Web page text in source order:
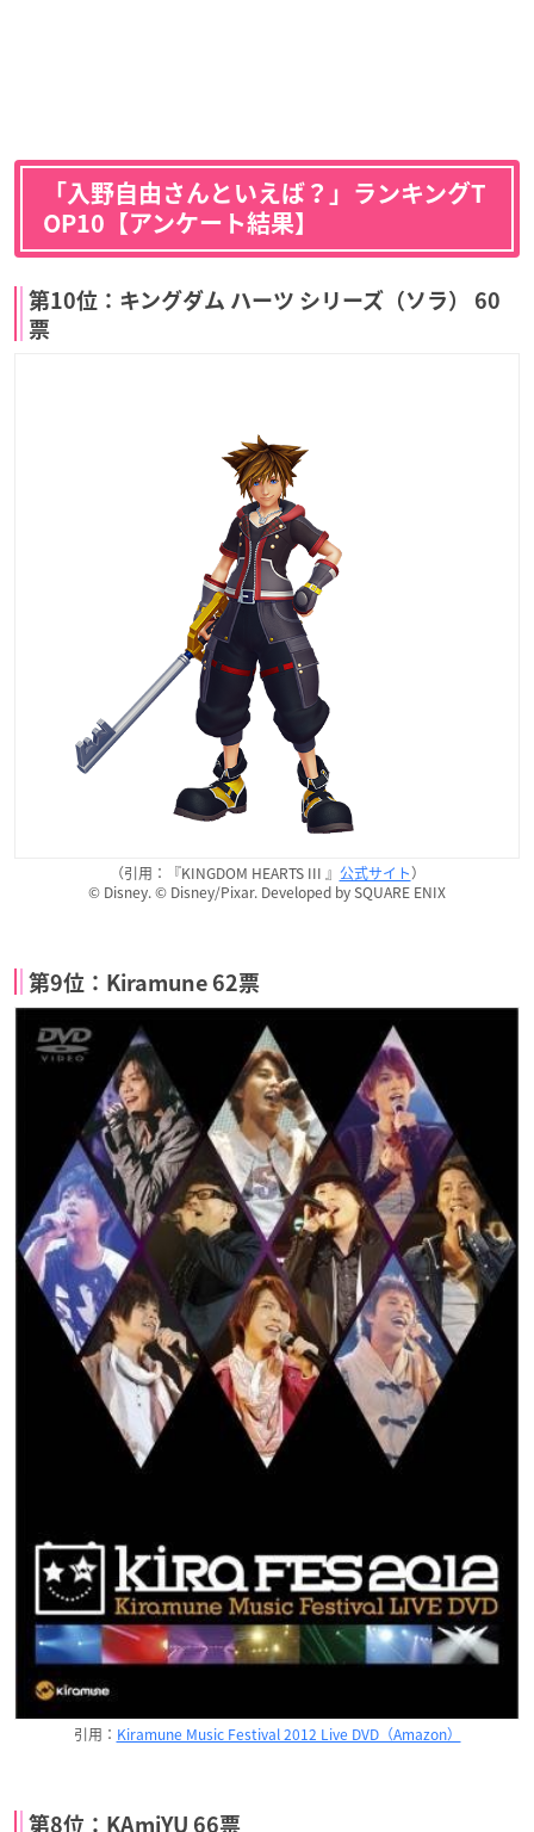
「入野自由さんといえば？」ランキングT
OP10【アンケート結果】
第10位：キングダム ハーツ シリーズ（ソラ） 60
票
（引用：『KINGDOM HEARTS III 』 公式サイト）
© Disney. © Disney/Pixar. Developed by SQUARE ENIX
第9位：Kiramune 62票
引用： Kiramune Music Festival 2012 Live DVD（Amazon）
第8位：KAmiYU 66票